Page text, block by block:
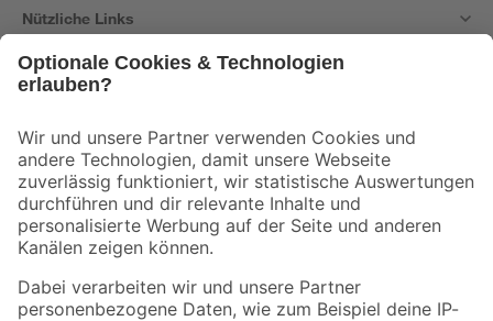
Nützliche Links
Der toom Newsletter: Keine Angebote und Aktionen mehr verpassen!
Zur Newsletter Anmeldung
Folge uns